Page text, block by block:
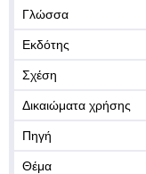
Γλώσσα
Εκδότης
Σχέση
Δικαιώματα χρήσης
Πηγή
Θέμα